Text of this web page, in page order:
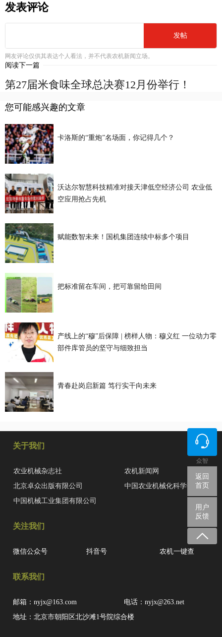
发表评论
发帖
网友评论仅供其表达个人看法，并不代表农机新闻立场。
阅读下一篇
第27届米食味全球总决赛12月份举行！
您可能感兴趣的文章
卡洛斯的“重炮”名场面，你记得几个？
沃达尔智慧科技精准对接天津低空经济公司 农业低
空应用抢占先机
赋能数智未来！国机集团连续中标多个项目
把标准留在车间，把可靠留给田间
产线上的“穆”后保障 | 榜样人物：穆义红 一位动力零
部件库管员的坚守与细致担当
青春赴岗启新篇 笃行实干向未来
众智
返回
首页
用户
反馈
关于我们
农业机械杂志社
农机新闻网
北京卓众出版有限公司
中国农业机械化科学研究院
中国机械工业集团有限公司
关注我们
微信公众号 抖音号 农机一键查
联系我们
邮箱：nyjx@163.com
电话：nyjx@263.net
地址：北京市朝阳区北沙滩1号院综合楼